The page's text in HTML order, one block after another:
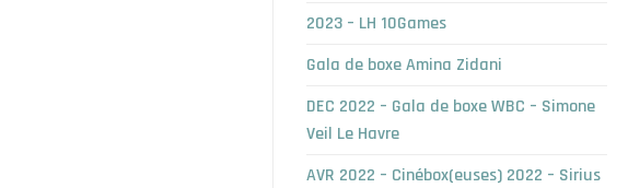
2023 – LH 10Games
Gala de boxe Amina Zidani
DEC 2022 – Gala de boxe WBC – Simone
Veil Le Havre
AVR 2022 – Cinébox(euses) 2022 – Sirius